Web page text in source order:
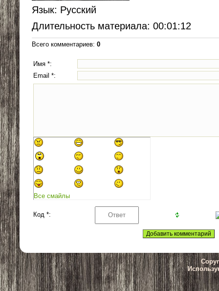
Язык: Русский
Длительность материала: 00:01:12
Всего комментариев: 0
Имя *:
Email *:
Все смайлы
Код *: